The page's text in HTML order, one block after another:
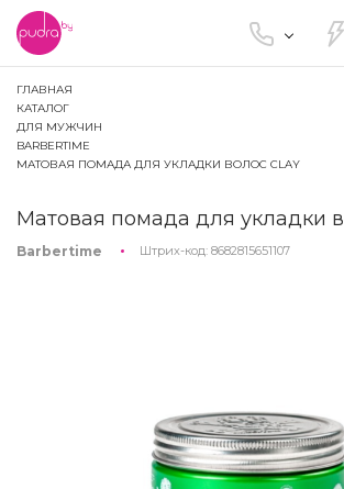
ГЛАВНАЯ
КАТАЛОГ
ДЛЯ МУЖЧИН
BARBERTIME
МАТОВАЯ ПОМАДА ДЛЯ УКЛАДКИ ВОЛОС CLAY
Матовая помада для укладки
Barbertime Штрих-код: 8682815651107